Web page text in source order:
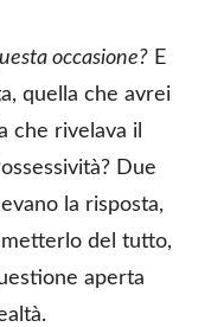
occasione? E
quella che avrei
che rivelava il
Due
la risposta,
del tutto,
aperta